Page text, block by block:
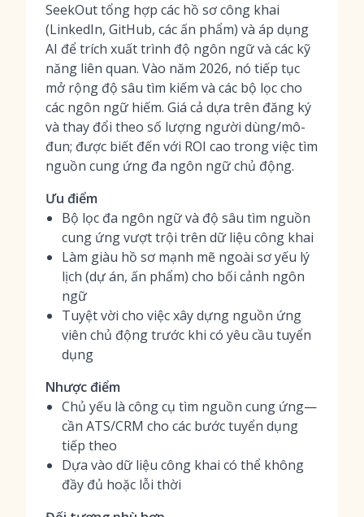
SeekOut tổng hợp các hồ sơ công khai
(LinkedIn, GitHub, các ấn phẩm) và áp dụng
AI để trích xuất trình độ ngôn ngữ và các kỹ
năng liên quan. Vào năm 2026, nó tiếp tục
mở rộng độ sâu tìm kiếm và các bộ lọc cho
các ngôn ngữ hiếm. Giá cả dựa trên đăng ký
và thay đổi theo số lượng người dùng/mô-
đun; được biết đến với ROI cao trong việc tìm
nguồn cung ứng đa ngôn ngữ chủ động.
Ưu điểm
Bộ lọc đa ngôn ngữ và độ sâu tìm nguồn
cung ứng vượt trội trên dữ liệu công khai
Làm giàu hồ sơ mạnh mẽ ngoài sơ yếu lý
lịch (dự án, ấn phẩm) cho bối cảnh ngôn
ngữ
Tuyệt vời cho việc xây dựng nguồn ứng
viên chủ động trước khi có yêu cầu tuyển
dụng
Nhược điểm
Chủ yếu là công cụ tìm nguồn cung ứng—
cần ATS/CRM cho các bước tuyển dụng
tiếp theo
Dựa vào dữ liệu công khai có thể không
đầy đủ hoặc lỗi thời